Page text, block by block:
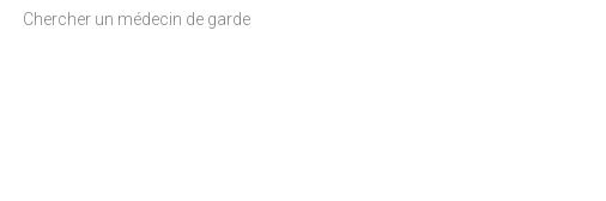
Chercher un médecin de garde